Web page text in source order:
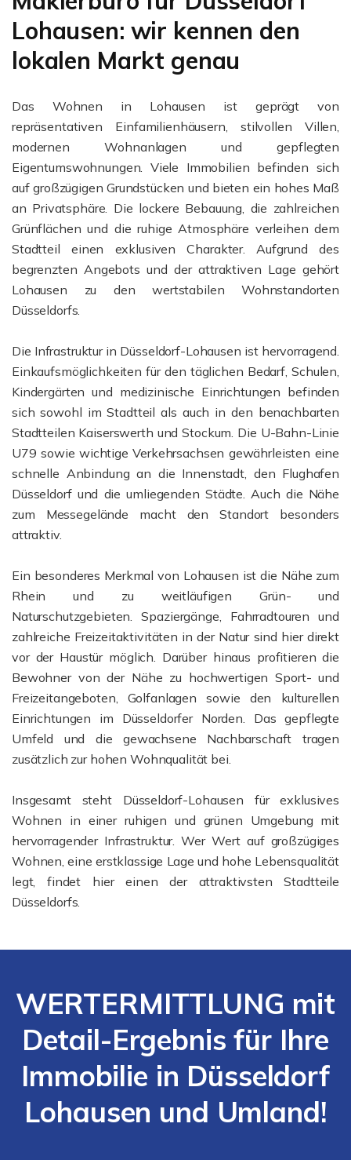
Lohausen: wir kennen den
lokalen Markt genau
Das Wohnen in Lohausen ist geprägt von
repräsentativen Einfamilienhäusern, stilvollen Villen,
modernen Wohnanlagen und gepflegten
Eigentumswohnungen. Viele Immobilien befinden sich
auf großzügigen Grundstücken und bieten ein hohes Maß
an Privatsphäre. Die lockere Bebauung, die zahlreichen
Grünflächen und die ruhige Atmosphäre verleihen dem
Stadtteil einen exklusiven Charakter. Aufgrund des
begrenzten Angebots und der attraktiven Lage gehört
Lohausen zu den wertstabilen Wohnstandorten
Düsseldorfs.
Die Infrastruktur in Düsseldorf-Lohausen ist hervorragend.
Einkaufsmöglichkeiten für den täglichen Bedarf, Schulen,
Kindergärten und medizinische Einrichtungen befinden
sich sowohl im Stadtteil als auch in den benachbarten
Stadtteilen Kaiserswerth und Stockum. Die U-Bahn-Linie
U79 sowie wichtige Verkehrsachsen gewährleisten eine
schnelle Anbindung an die Innenstadt, den Flughafen
Düsseldorf und die umliegenden Städte. Auch die Nähe
zum Messegelände macht den Standort besonders
attraktiv.
Ein besonderes Merkmal von Lohausen ist die Nähe zum
Rhein und zu weitläufigen Grün- und
Naturschutzgebieten. Spaziergänge, Fahrradtouren und
zahlreiche Freizeitaktivitäten in der Natur sind hier direkt
vor der Haustür möglich. Darüber hinaus profitieren die
Bewohner von der Nähe zu hochwertigen Sport- und
Freizeitangeboten, Golfanlagen sowie den kulturellen
Einrichtungen im Düsseldorfer Norden. Das gepflegte
Umfeld und die gewachsene Nachbarschaft tragen
zusätzlich zur hohen Wohnqualität bei.
Insgesamt steht Düsseldorf-Lohausen für exklusives
Wohnen in einer ruhigen und grünen Umgebung mit
hervorragender Infrastruktur. Wer Wert auf großzügiges
Wohnen, eine erstklassige Lage und hohe Lebensqualität
legt, findet hier einen der attraktivsten Stadtteile
Düsseldorfs.
WERTERMITTLUNG mit
Detail-Ergebnis für Ihre
Immobilie in Düsseldorf
Lohausen und Umland!